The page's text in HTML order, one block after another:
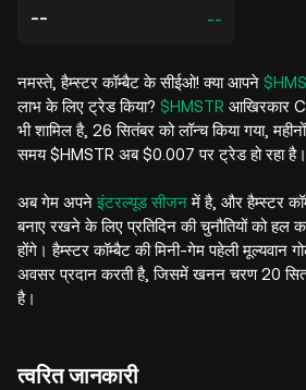
-- --
नमस्ते, हैम्स्टर कॉम्बैट के सीईओ! क्या आपने
लाभ के लिए ट्रेड किया? $HMSTR आखिरकार
भी शामिल है, 26 सितंबर को लॉन्च किया गया,
समय $HMSTR अब $0.007 पर ट्रेड हो रहा है।
अब गेम अपने इंटरल्यूड सीजनमें है, और हैम्स्टर
बनाए रखने के लिए प्रतिदिन की चुनौतियों को
होंगे। हैम्स्टर कॉम्बैट की मिनी-गेम पहेली मूल्यवान
अवसर प्रदान करती है, जिसमें खनन चरण 20
है।
त्वरित जानकारी